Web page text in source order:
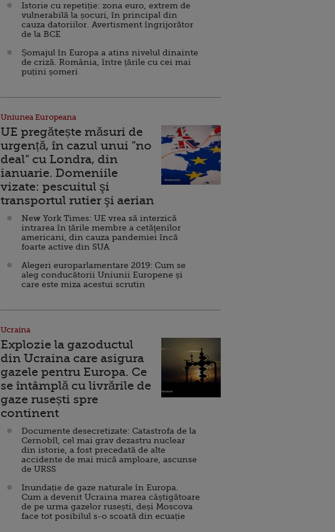
Istorie cu repetiție: zona euro, extrem de
vulnerabilă la șocuri, în principal din
cauza datoriilor. Avertisment îngrijorător
de la BCE
Șomajul în Europa a atins nivelul dinainte
de criză. România, între țările cu cei mai
puțini șomeri
Uniunea Europeana
UE pregătește măsuri de
urgență, în cazul unui ”no
deal” cu Londra, din
ianuarie. Domeniile
vizate: pescuitul şi
transportul rutier şi aerian
New York Times: UE vrea să interzică
intrarea în țările membre a cetăţenilor
americani, din cauza pandemiei încă
foarte active din SUA
Alegeri europarlamentare 2019: Cum se
aleg conducătorii Uniunii Europene și
care este miza acestui scrutin
Ucraina
Explozie la gazoductul
din Ucraina care asigura
gazele pentru Europa. Ce
se întâmplă cu livrările de
gaze rusești spre
continent
Documente desecretizate: Catastrofa de la
Cernobîl, cel mai grav dezastru nuclear
din istorie, a fost precedată de alte
accidente de mai mică amploare, ascunse
de URSS
Inundație de gaze naturale în Europa.
Cum a devenit Ucraina marea câștigătoare
de pe urma gazelor rusești, deși Moscova
face tot posibilul s-o scoată din ecuație